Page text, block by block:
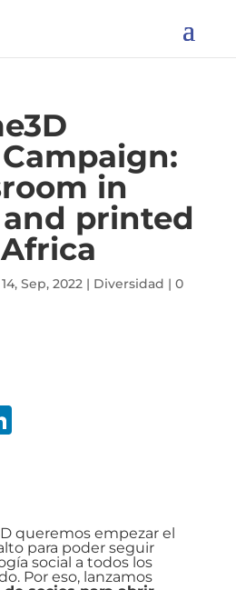
in
printed
14, Sep, 2022| Diversidad | 0
Li
dI
n
queremos empezar el
para poder seguir
social a todos los
Por eso, lanzamos
to become a member